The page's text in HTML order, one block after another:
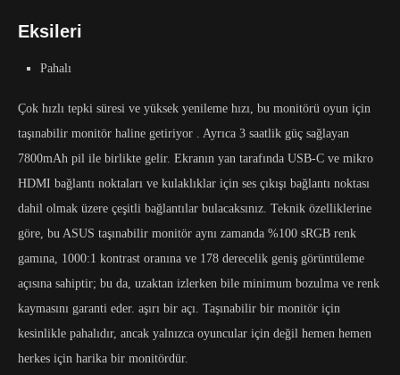
Eksileri
Pahalı
Çok hızlı tepki süresi ve yüksek yenileme hızı, bu monitörü oyun için
taşınabilir monitör haline getiriyor . Ayrıca 3 saatlik güç sağlayan
7800mAh pil ile birlikte gelir. Ekranın yan tarafında USB-C ve mikro
HDMI bağlantı noktaları ve kulaklıklar için ses çıkışı bağlantı noktası
dahil olmak üzere çeşitli bağlantılar bulacaksınız. Teknik özelliklerine
göre, bu ASUS taşınabilir monitör aynı zamanda %100 sRGB renk
gamına, 1000:1 kontrast oranına ve 178 derecelik geniş görüntüleme
açısına sahiptir; bu da, uzaktan izlerken bile minimum bozulma ve renk
kaymasını garanti eder. aşırı bir açı. Taşınabilir bir monitör için
kesinlikle pahalıdır, ancak yalnızca oyuncular için değil hemen hemen
herkes için harika bir monitördür.